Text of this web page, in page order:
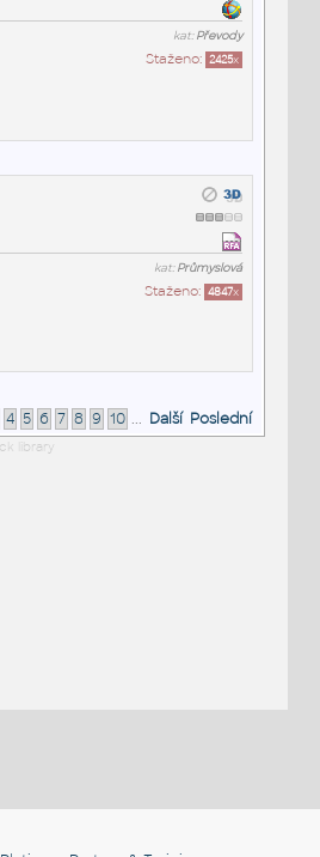
kat:Převody
Staženo: 2425x
kat:Průmyslová
Staženo: 4847x
4 5 6 7 8 9 10 ... Další Poslední
library